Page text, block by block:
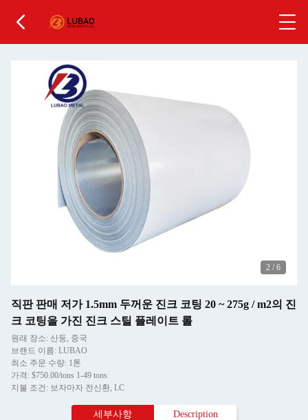
2 / 6
직판 판매 저가 1.5mm 두꺼운 진크 코팅 20 ~ 275g / m2의 진
크 코팅을 가진 진크 스틸 플레이트 롤
원래 장소: 산둥, 중국
브랜드 이름: LUBAO
최소 주문 수량: 1톤
가격: $750.00/tons 1-49 tons
지불 조건: 보자마자 전신환, LC
세부사항 Description